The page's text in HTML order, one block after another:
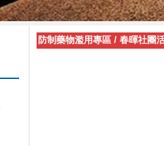
防制藥物濫用專區 / 春暉社團